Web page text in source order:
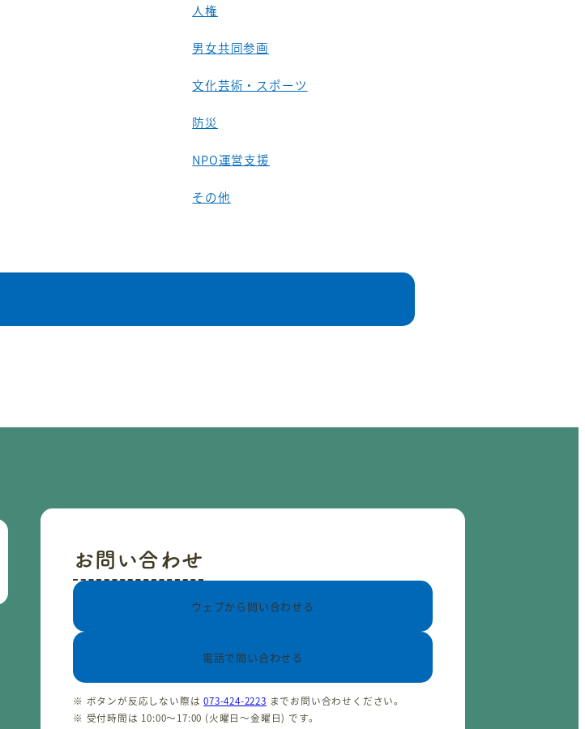
人権
男女共同参画
文化芸術・スポーツ
防災
NPO運営支援
その他
お問い合わせ
ウェブから問い合わせる
電話で問い合わせる
※ ボタンが反応しない際は073-424-2223 までお問い合わせください。
※ 受付時間は 10:00〜17:00 (火曜日〜金曜日) です。